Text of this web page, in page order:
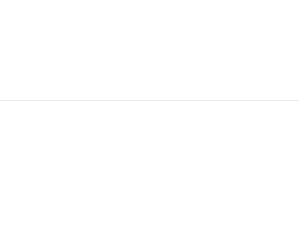
сегодняшнему тренду на
формы и с тонкой подошвой). Но в